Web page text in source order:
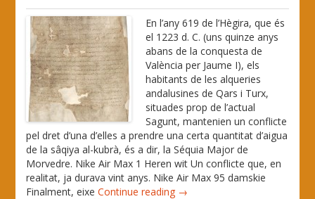
En l’any 619 de l’Hègira, que és
el 1223 d. C. (uns quinze anys
abans de la conquesta de
València per Jaume I), els
habitants de les alqueries
andalusines de Qars i Turx,
situades prop de l’actual
Sagunt, mantenien un conflicte
pel dret d’una d’elles a prendre una certa quantitat d’aigua
de la sâqiya al-kubrà, és a dir, la Séquia Major de
Morvedre. Nike Air Max 1 Heren wit Un conflicte que, en
realitat, ja durava vint anys. Nike Air Max 95 damskie
Finalment, eixeContinue reading →